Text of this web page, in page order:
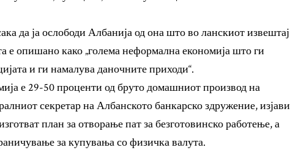
да ја ослободи Албанија од она што во ланскиот извештај
е опишано како „голема неформална економија што ги
и ги намалува даночните приходи“.
е 29-50 проценти од бруто домашниот производ на
секретар на Албанското банкарско здружение, изјави
план за отворање пат за безготовинско работење, а
за купувања со физичка валута.